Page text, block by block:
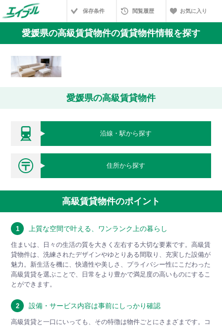
保存条件 閲覧履歴 お気に入り
愛媛県の高級賃貸物件の賃貸物件情報を探す
愛媛県の高級賃貸物件
沿線・駅から探す
住所から探す
高級賃貸物件のポイント
1 上質な空間で叶える、ワンランク上の暮らし
住まいは、日々の生活の質を大きく左右する大切な要素です。高級賃
貸物件は、洗練されたデザインやゆとりある間取り、充実した設備が
魅力。新生活を機に、快適性や美しさ、プライバシー性にこだわった
高級賃貸を選ぶことで、日常をより豊かで満足度の高いものにするこ
とができます。
2 設備・サービス内容は事前にしっかり確認
高級賃貸と一口にいっても、その特徴は物件ごとにさまざまです。コ